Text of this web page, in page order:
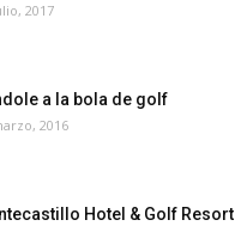
2017
a la bola de golf
2016
Hotel & Golf Resort